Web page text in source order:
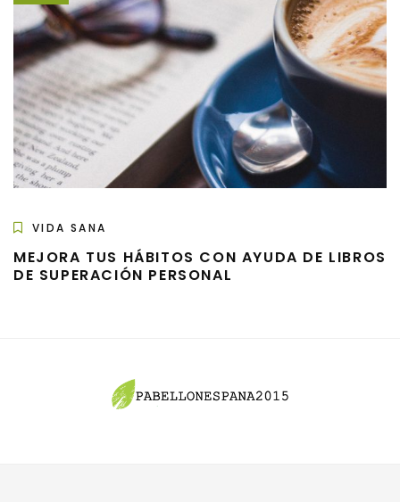
VIDA SANA
MEJORA TUS HÁBITOS CON AYUDA DE LIBROS
DE SUPERACIÓN PERSONAL